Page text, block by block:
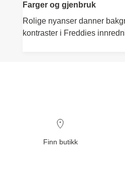
Farger og gjenbruk
Rolige nyanser danner
kontraster i Freddies
Finn butikk